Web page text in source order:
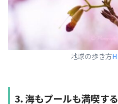
地球の歩き方
3. 海もプールも満喫する